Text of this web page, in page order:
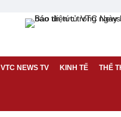
VTC NEWS TV KINH TẾ THỂ